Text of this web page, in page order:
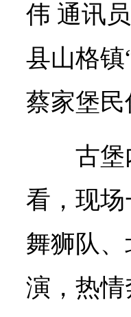
伟 通讯
县山格
蔡家堡
古堡
看，现
舞狮队
演，热